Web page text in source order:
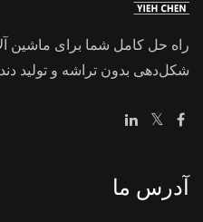
راه حل کامل شما برای ماشین
شکل‌دهی بدون تراشه و تولید
آدرس ما